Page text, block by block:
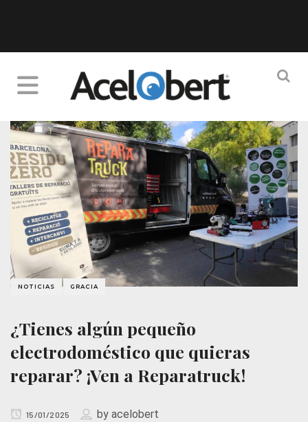
NOTICIAS GRACIA
¿Tienes algún pequeño
electrodoméstico que quieras
reparar? ¡Ven a Reparatruck!
15/01/2025 by acelobert